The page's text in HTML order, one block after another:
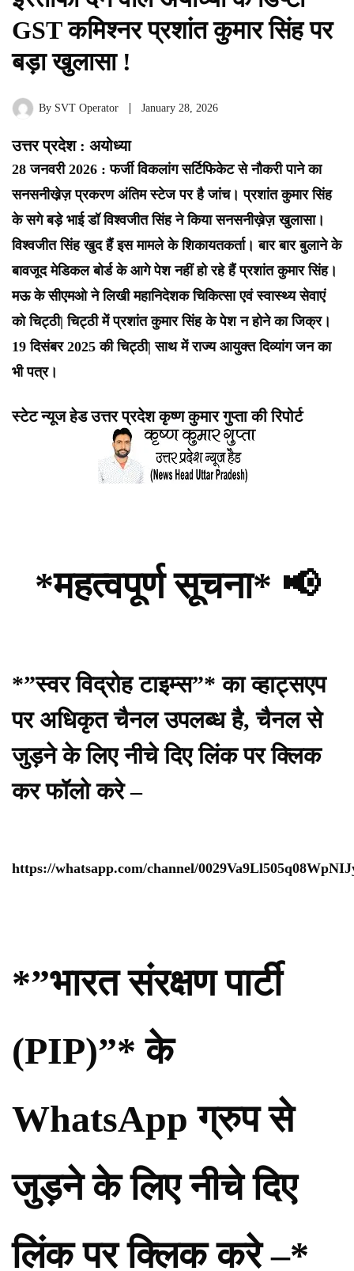
GST कमिश्नर प्रशांत कुमार सिंह पर
बड़ा खुलासा !
By SVT Operator January 28, 2026
उत्तर प्रदेश : अयोध्या
28 जनवरी 2026 : फर्जी विकलांग सर्टिफिकेट से नौकरी पाने का
सनसनीखे़ज़ प्रकरण अंतिम स्टेज पर है जांच। प्रशांत कुमार सिंह
के सगे बड़े भाई डॉ विश्वजीत सिंह ने किया सनसनीख़ेज़ खुलासा।
विश्वजीत सिंह खुद हैं इस मामले के शिकायतकर्ता। बार बार बुलाने के
बावजूद मेडिकल बोर्ड के आगे पेश नहीं हो रहे हैं प्रशांत कुमार सिंह।
मऊ के सीएमओ ने लिखी महानिदेशक चिकित्सा एवं स्वास्थ्य सेवाएं
को चिट्ठी| चिट्ठी में प्रशांत कुमार सिंह के पेश न होने का जिक्र।
19 दिसंबर 2025 की चिट्ठी| साथ में राज्य आयुक्त दिव्यांग जन का
भी पत्र।
स्टेट न्यूज हेड उत्तर प्रदेश कृष्ण कुमार गुप्ता की रिपोर्ट
*महत्वपूर्ण सूचना* 📢
*”स्वर विद्रोह टाइम्स”* का व्हाट्सएप
पर अधिकृत चैनल उपलब्ध है, चैनल से
जुड़ने के लिए नीचे दिए लिंक पर क्लिक
कर फॉलो करे –
https://whatsapp.com/channel/
*”भारत संरक्षण पार्टी
(PIP)”* के
WhatsApp ग्रुप से
जुड़ने के लिए नीचे दिए
लिंक पर क्लिक करे –*